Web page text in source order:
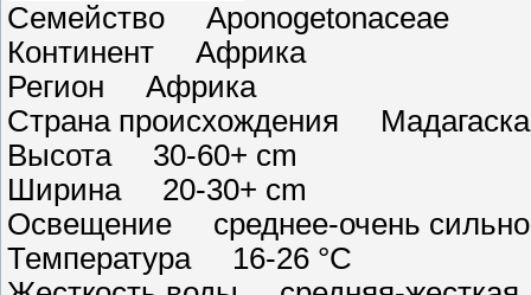
Семейство Aponogetonaceae
Континент Африка
Регион Африка
Страна происхождения
Высота 30-60+ cm
Ширина 20-30+ cm
Освещение среднее-очень
Температура 16-26 °C